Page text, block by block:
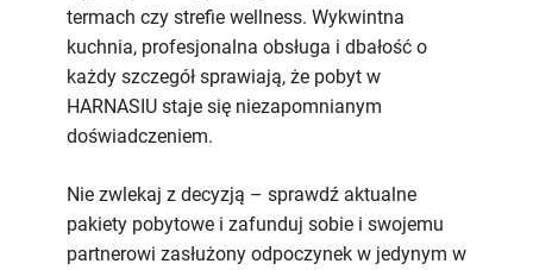
termach czy strefie wellness. Wykwintna
kuchnia, profesjonalna obsługa i dbałość o
każdy szczegół sprawiają, że pobyt w
HARNASIU staje się niezapomnianym
doświadczeniem.
Nie zwlekaj z decyzją – sprawdź aktualne
pakiety pobytowe i zafunduj sobie i swojemu
partnerowi zasłużony odpoczynek w jedynym w